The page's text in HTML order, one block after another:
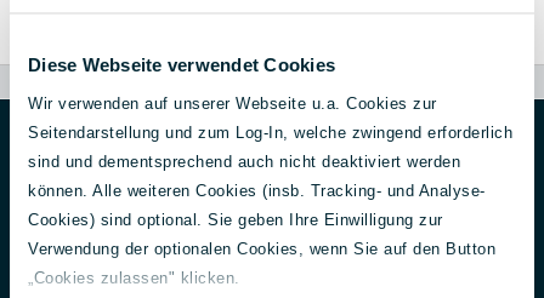
Diese Webseite verwendet Cookies
Wir verwenden auf unserer Webseite u.a. Cookies zur
Seitendarstellung und zum Log-In, welche zwingend erforderlich
sind und dementsprechend auch nicht deaktiviert werden
können. Alle weiteren Cookies (insb. Tracking- und Analyse-
Cookies) sind optional. Sie geben Ihre Einwilligung zur
Verwendung der optionalen Cookies, wenn Sie auf den Button
„Cookies zulassen" klicken.
Alles auf einen Blick
Fahrzeugdetails